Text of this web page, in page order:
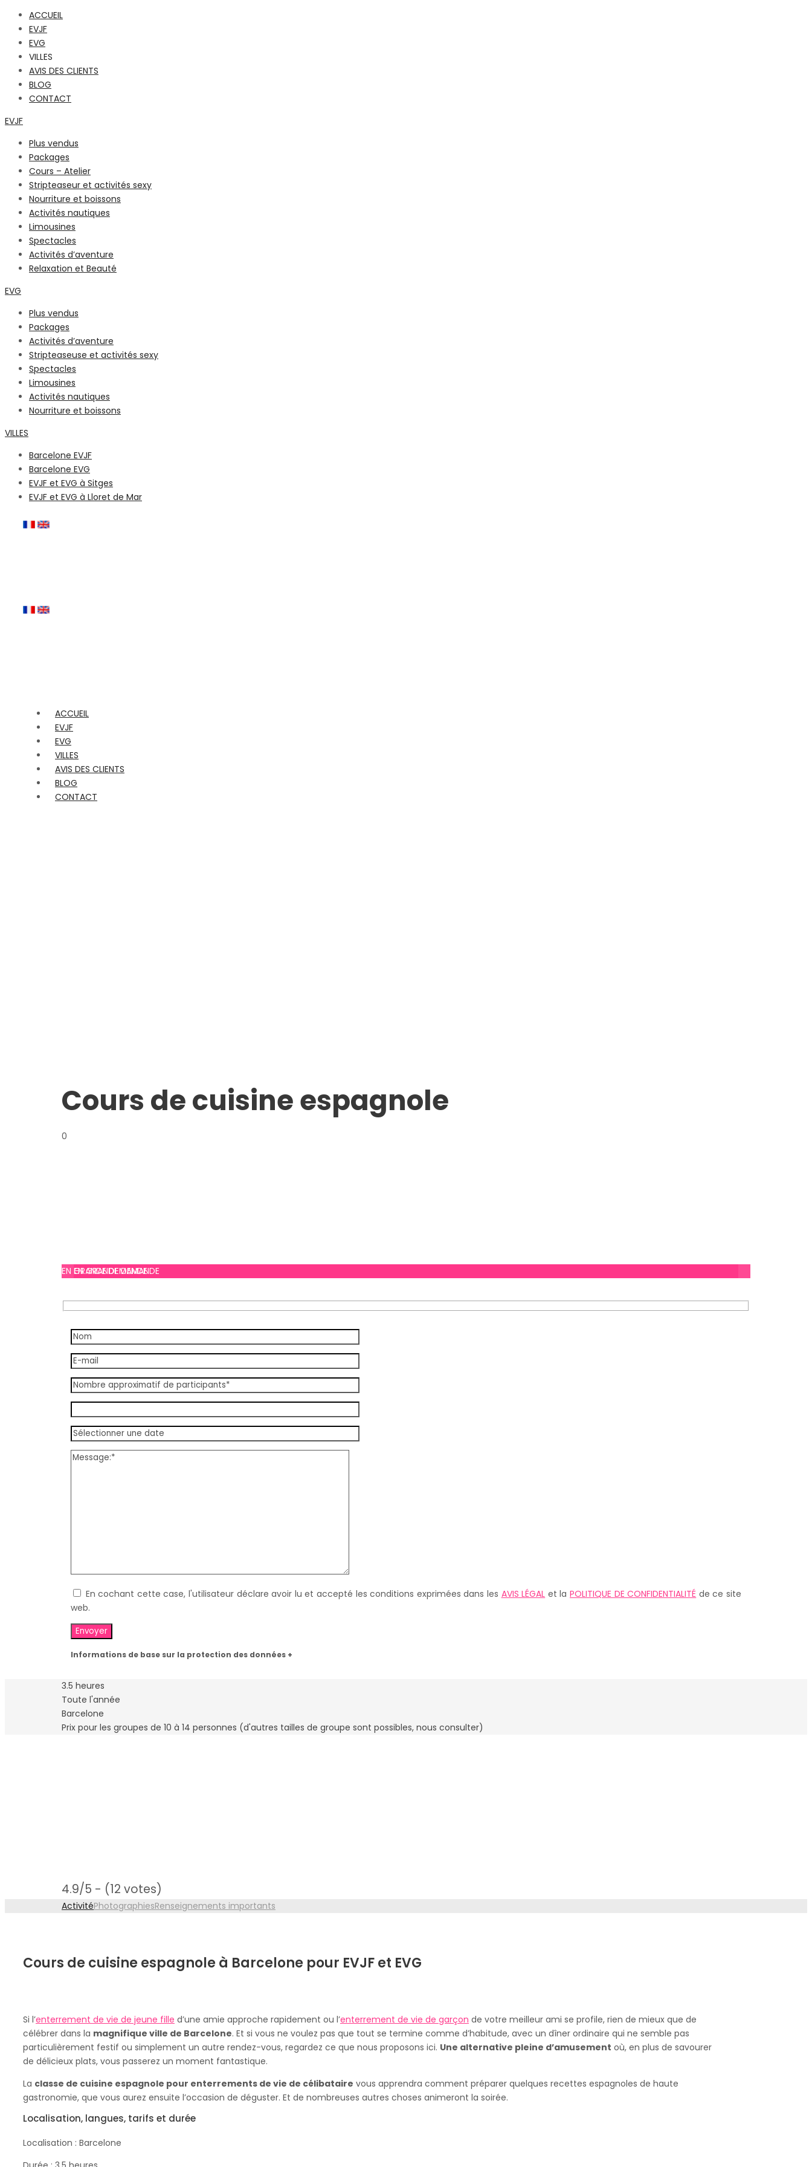
ACCUEIL
EVJF
EVG
VILLES
AVIS DES CLIENTS
BLOG
CONTACT
EVJF
Plus vendus
Packages
Cours – Atelier
Stripteaseur et activités sexy
Nourriture et boissons
Activités nautiques
Limousines
Spectacles
Activités d’aventure
Relaxation et Beauté
EVG
Plus vendus
Packages
Activités d’aventure
Stripteaseuse et activités sexy
Spectacles
Limousines
Activités nautiques
Nourriture et boissons
VILLES
Barcelone EVJF
Barcelone EVG
EVJF et EVG à Sitges
EVJF et EVG à Lloret de Mar
ACCUEIL
EVJF
EVG
VILLES
AVIS DES CLIENTS
BLOG
CONTACT
Cours de cuisine espagnole
0
EN GRANDE DEMANDE
EN GRANDE DEMANDE
En cochant cette case, l'utilisateur déclare avoir lu et accepté les conditions exprimées dans les AVIS LÉGAL et laPOLITIQUE DE CONFIDENTIALITÉ de ce site
web.
Informations de base sur la protection des données +
3.5 heures
Toute l'année
Barcelone
Prix ​​pour les groupes de 10 à 14 personnes (d'autres tailles de groupe sont possibles, nous consulter)
4.9/5 - (12 votes)
ActivitéPhotographiesRenseignements importants
Cours de cuisine espagnole à Barcelone pour EVJF et EVG
Si l’enterrement de vie de jeune fille d’une amie approche rapidement ou l’enterrement de vie de garçon de votre meilleur ami se profile, rien de mieux que de
célébrer dans la magnifique ville de Barcelone. Et si vous ne voulez pas que tout se termine comme d’habitude, avec un dîner ordinaire qui ne semble pas
particulièrement festif ou simplement un autre rendez-vous, regardez ce que nous proposons ici. Une alternative pleine d’amusement où, en plus de savourer
de délicieux plats, vous passerez un moment fantastique.
La classe de cuisine espagnole pour enterrements de vie de célibataire vous apprendra comment préparer quelques recettes espagnoles de haute
gastronomie, que vous aurez ensuite l’occasion de déguster. Et de nombreuses autres choses animeront la soirée.
Localisation, langues, tarifs et durée
Localisation : Barcelone